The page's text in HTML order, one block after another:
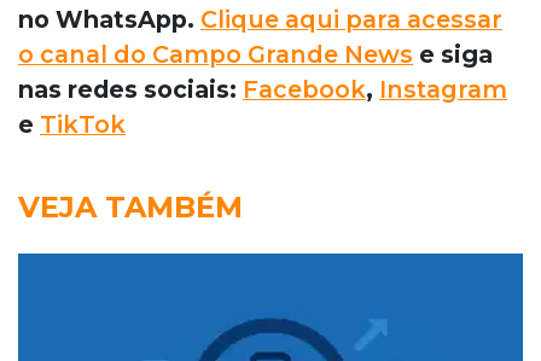
no WhatsApp. Clique aqui para acessar
o canal do Campo Grande News e siga
nas redes sociais: Facebook, Instagram
e TikTok
VEJA TAMBÉM